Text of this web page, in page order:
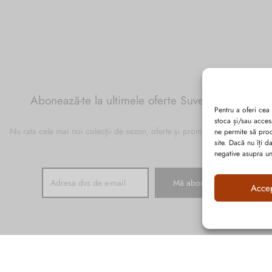
Pentru a oferi
stoca și/sau
ne permite să
site. Dacă nu îți
negative asupra
Abonează-te la ultimele oferte Suveran SRL
Nu rata cele mai noi colecții de sezon, oferte și promoții de nerefuzat.